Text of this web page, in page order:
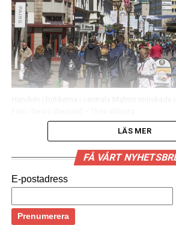
Handeln i butikerna i centrala Malmö minskade
Ökad konkurrens från köpcenter
mindre i butikerna inom Malmös
förra året minskade
i Malmö City med 4,1 procent,
visar Fastighetsägarnas Syds
LÄS MER
FÅ VÅRT
E-postadress